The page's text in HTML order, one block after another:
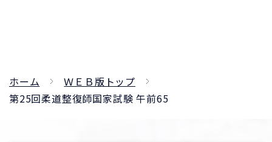
ホーム
ＷＥＢ版トップ
第25回柔道整復師国家試験 午前65